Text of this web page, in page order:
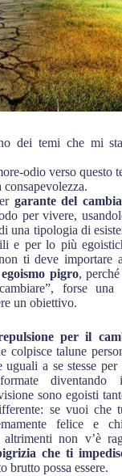
dei temi che mi
odio verso questo
consapevolezza.
garante del
per vivere,
una tipologia di
e per lo più
ti deve importare
egoismo pigro, perché
forse
un obiettivo.
per il
colpisce talune
uguali a se stesse
diventando
sono egoisti
se vuoi che
felice e
altrimenti non v’è
che ti
brutto possa essere.